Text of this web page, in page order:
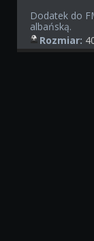
Dodatek do
albańską.
Rozmiar: